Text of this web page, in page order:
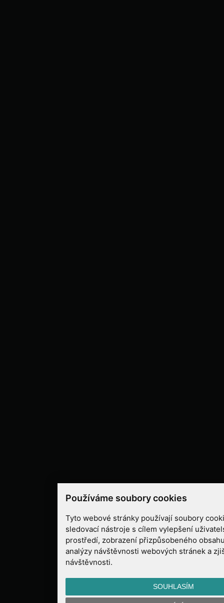
Používáme soubory cookies
Tyto webové stránky používají soubory
sledovací nástroje s cílem vylepšení
prostředí, zobrazení přizpůsobeného
analýzy návštěvnosti webových stránek a
návštěvnosti.
SOUHLASÍM